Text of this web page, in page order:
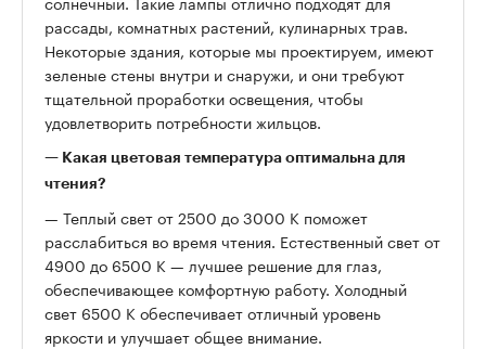
рассады, комнатных растений, кулинарных трав.
Некоторые здания, которые мы проектируем, имеют
зеленые стены внутри и снаружи, и они требуют
тщательной проработки освещения, чтобы
удовлетворить потребности жильцов.
— Какая цветовая температура оптимальна для
чтения?
— Теплый свет от 2500 до 3000 К поможет
расслабиться во время чтения. Естественный свет от
4900 до 6500 К — лучшее решение для глаз,
обеспечивающее комфортную работу. Холодный
свет 6500 К обеспечивает отличный уровень
яркости и улучшает общее внимание.